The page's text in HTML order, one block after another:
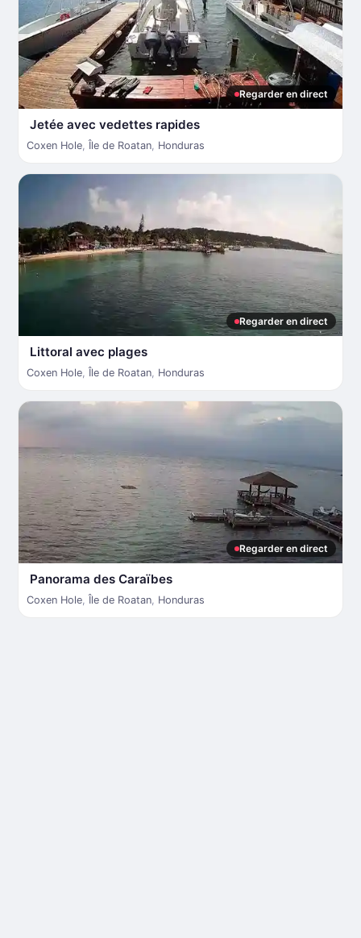
Regarder en direct
Jetée avec vedettes rapides
Coxen Hole, Île de Roatan, Honduras
Regarder en direct
Littoral avec plages
Coxen Hole, Île de Roatan, Honduras
Regarder en direct
Panorama des Caraïbes
Coxen Hole, Île de Roatan, Honduras